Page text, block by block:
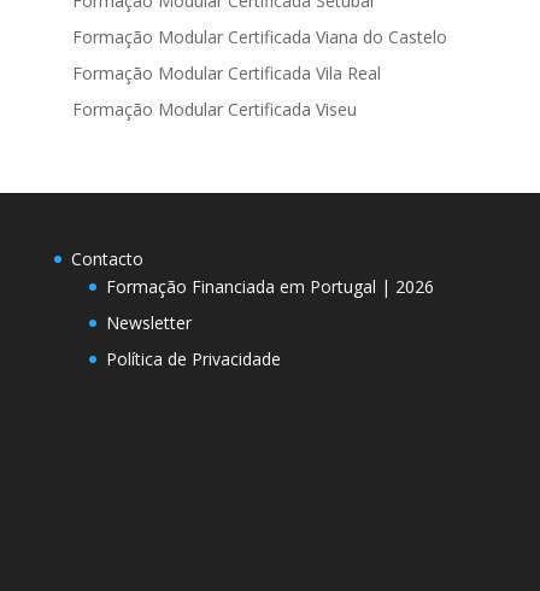
Formação Modular Certificada Viana do Castelo
Formação Modular Certificada Vila Real
Formação Modular Certificada Viseu
Contacto
Formação Financiada em Portugal | 2026
Newsletter
Política de Privacidade